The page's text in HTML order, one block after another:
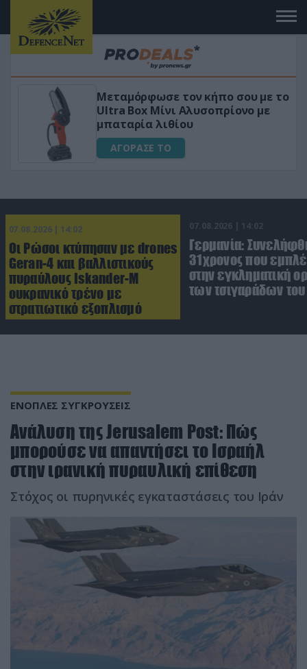
σου με το
«Μαγική» φόρμουλα
για αύξηση της λίμπιντο
ΑΓΟΡΑΣΕ ΤΟ
07.08.2026 | 14:02
Οι Ρώσοι κτύπησαν με drones
Geran-4 και βαλλιστικούς
πυραύλους Iskander-M
ουκρανικό τρένο με
στρατιωτικό εξοπλισμό
07.08.2026 | 14:02
Γερμανία:
31χρονος που
στην εγκληματική
των τσιγαράδων του
ΕΝΟΠΛΕΣ ΣΥΓΚΡΟΥΣΕΙΣ
Ανάλυση της Jerusalem Post: Πώς
μπορούσε να απαντήσει το Ισραήλ
στην ιρανική πυραυλική επίθεση
Στόχος οι πυρηνικές εγκαταστάσεις του Ιράν